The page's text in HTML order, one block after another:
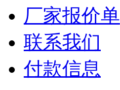
厂家报价单
联系我们
付款信息